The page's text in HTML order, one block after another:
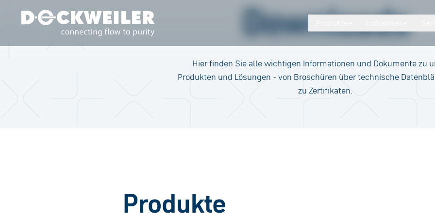
Downloads
Hier finden Sie alle wichtigen Informationen und Dokumente zu
Produkten und Lösungen - von Broschüren über technische
zu Zertifikaten.
Produkte